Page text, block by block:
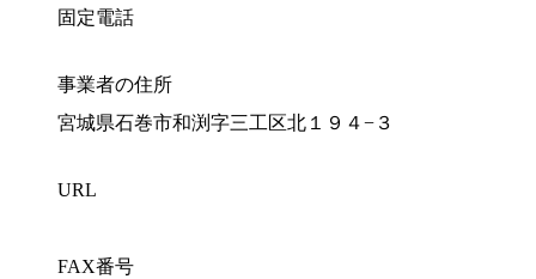
固定電話
事業者の住所
宮城県石巻市和渕字三工区北１９４−３
URL
FAX番号